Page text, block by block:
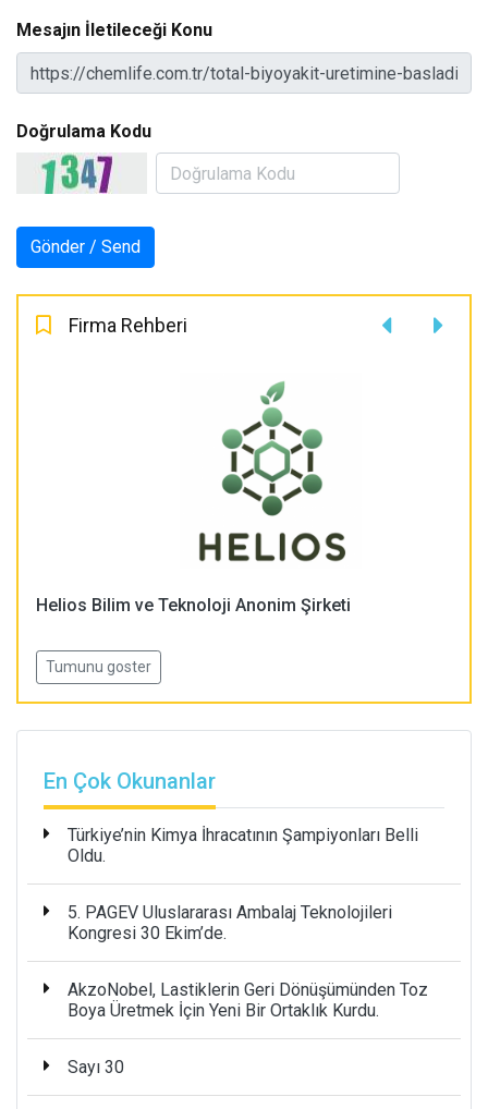
Mesajın İletileceği Konu
Doğrulama Kodu
Firma Rehberi
Helios Bilim ve Teknoloji Anonim Şirketi
Tumunu goster
En Çok Okunanlar
Türkiye’nin Kimya İhracatının Şampiyonları Belli
Oldu.
5. PAGEV Uluslararası Ambalaj Teknolojileri
Kongresi 30 Ekim’de.
AkzoNobel, Lastiklerin Geri Dönüşümünden Toz
Boya Üretmek İçin Yeni Bir Ortaklık Kurdu.
Sayı 30